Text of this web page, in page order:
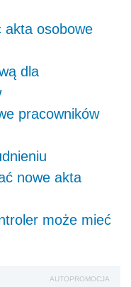
akta osobowe
dla
pracowników
nowe akta
może mieć
AUTOPROMOCJA